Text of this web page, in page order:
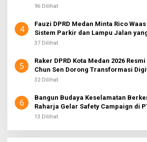
96 Dilihat
4
Fauzi DPRD Medan Minta Rico
Sistem Parkir dan Lampu Jalan
37 Dilihat
5
Raker DPRD Kota Medan 2026
Chun Sen Dorong Transformasi
32 Dilihat
6
Bangun Budaya Keselamatan
Raharja Gelar Safety Campaign di
Industri
13 Dilihat